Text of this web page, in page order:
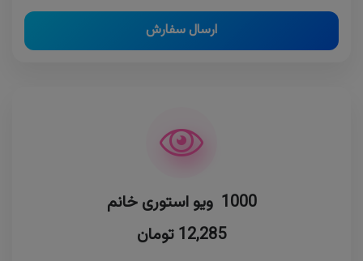
ارسال سفارش
1000 ویو استوری خانم
12,285 تومان